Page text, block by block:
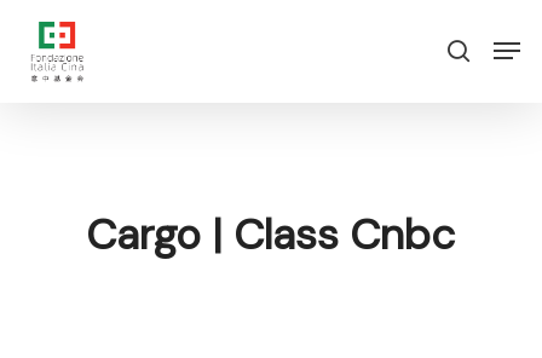
contenuto
ricerca
Cargo | Class Cnbc